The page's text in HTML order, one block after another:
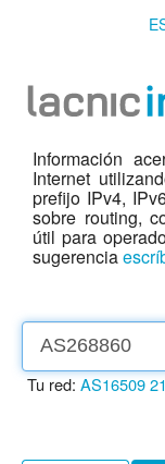
Información
Internet
prefijo IPv4,
sobre routing,
útil para
sugerencia
Tu red: AS16509